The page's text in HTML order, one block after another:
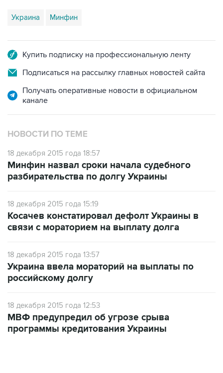
Украина Минфин
Купить подписку на профессиональную ленту
Подписаться на рассылку главных новостей сайта
Получать оперативные новости в официальном
канале
НОВОСТИ ПО ТЕМЕ
18 декабря 2015 года 18:57
Минфин назвал сроки начала судебного
разбирательства по долгу Украины
18 декабря 2015 года 15:19
Косачев констатировал дефолт Украины в
связи с мораторием на выплату долга
18 декабря 2015 года 13:57
Украина ввела мораторий на выплаты по
российскому долгу
18 декабря 2015 года 12:53
МВФ предупредил об угрозе срыва
программы кредитования Украины